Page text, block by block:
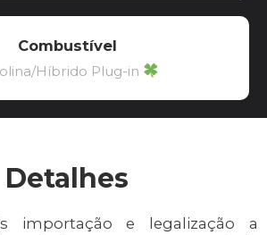
Combustível
Híbrido Plug-in
Detalhes
importação e legalização a